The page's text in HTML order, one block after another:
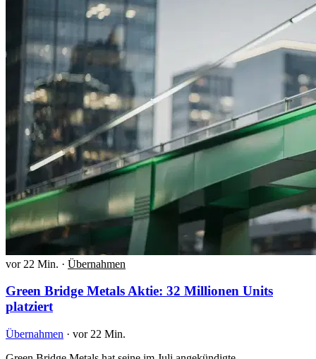
vor 22 Min. · Übernahmen
Green Bridge Metals Aktie: 32 Millionen Units
platziert
Übernahmen · vor 22 Min.